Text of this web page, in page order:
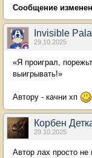
Сообщение
Invisible
29.10.2025
«Я проиграл,
выигрывать!»
Автору - качни хп
Корбен
29.10.2025
Автор лах просто не